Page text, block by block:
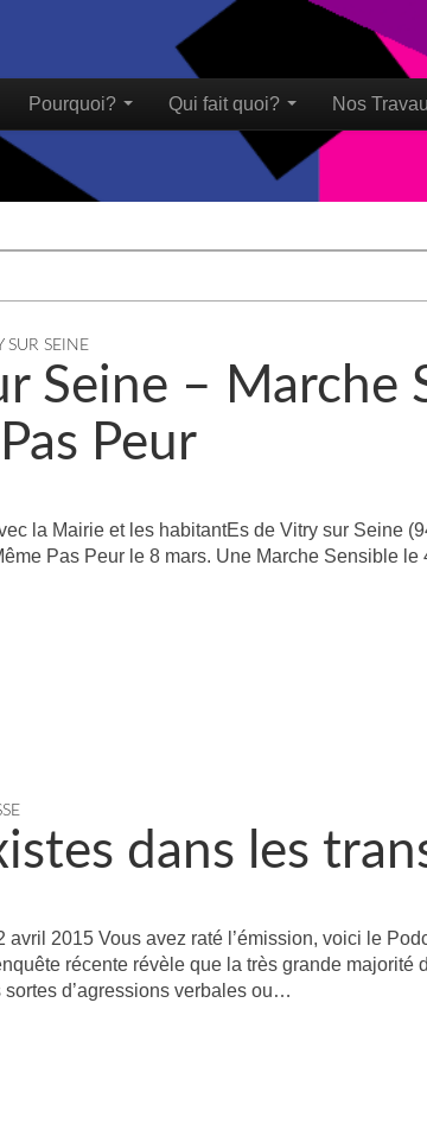
Pourquoi? Qui fait quoi? Nos
SUR SEINE
Seine – Marche
Peur
la Mairie et les habitantEs de Vitry sur Seine
Pas Peur le 8 mars. Une Marche Sensible le
dans les
avril 2015 Vous avez raté l’émission, voici le
récente révèle que la très grande majorité
d’agressions verbales ou…